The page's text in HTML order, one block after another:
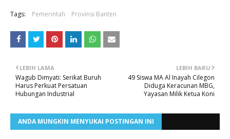
Tags: Pemerintah Provinsi Banten
LEBIH BARU
49 Siswa MA Al Inayah Cilegon
Diduga Keracunan MBG,
Yayasan Milik Ketua Koni
LEBIH LAMA
Wagub Dimyati: Serikat Buruh
Harus Perkuat Persatuan
Hubungan Industrial
ANDA MUNGKIN MENYUKAI POSTINGAN INI